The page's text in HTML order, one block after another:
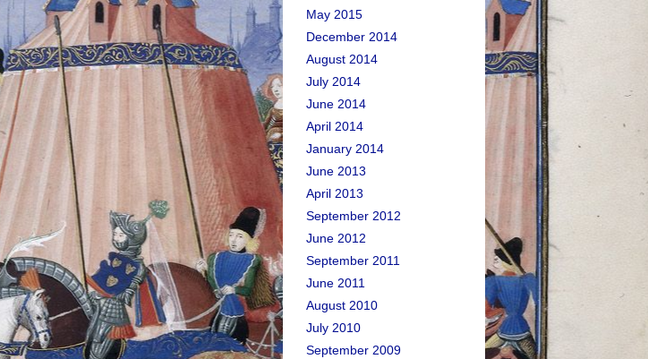
May 2015
December 2014
August 2014
July 2014
June 2014
April 2014
January 2014
June 2013
April 2013
September 2012
June 2012
September 2011
June 2011
August 2010
July 2010
September 2009